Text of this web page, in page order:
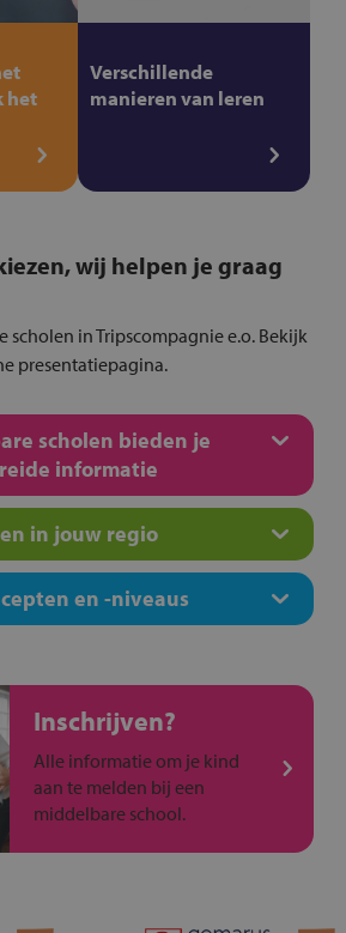
het
Verschillende
manieren van leren
wij helpen je graag
scholen in Tripscompagnie e.o. Bekijk
presentatiepagina.
scholen bieden je
informatie
in jouw regio
en -niveaus
Inschrijven?
Alle informatie om je kind
aan te melden bij een
middelbare school.